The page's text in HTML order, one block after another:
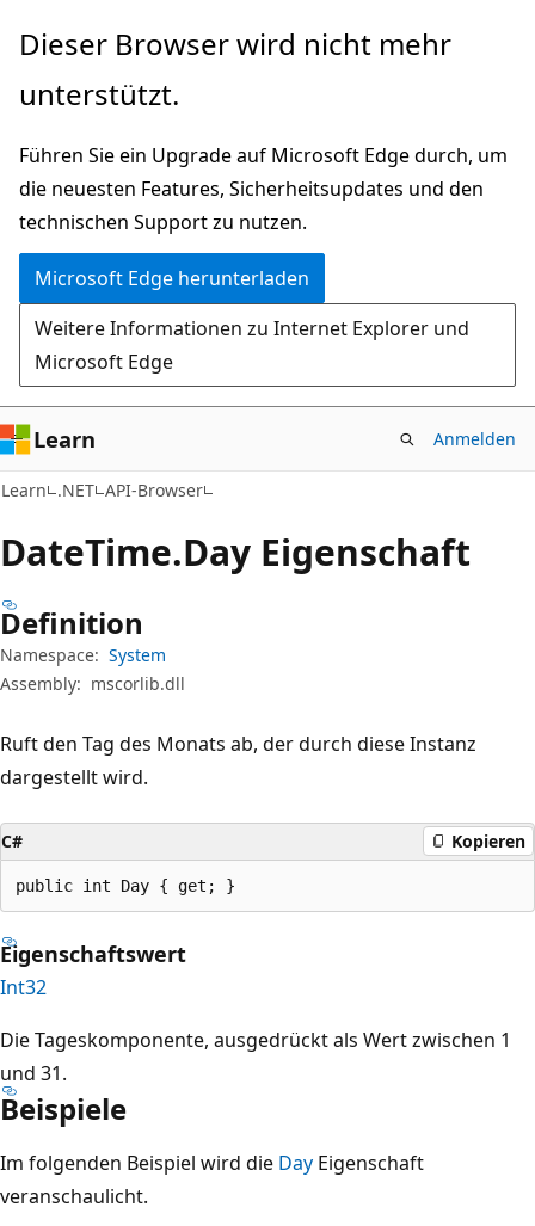
Zu
wechseln
Zur
springen
Dieser Browser wird nicht mehr
unterstützt.
Führen Sie ein Upgrade auf Microsoft Edge durch, um
die neuesten Features, Sicherheitsupdates und den
technischen Support zu nutzen.
Microsoft Edge herunterladen
Weitere Informationen zu Internet Explorer und
Microsoft Edge
Learn Anmelden
Learn .NET API-Browser
DateTime.Day Eigenschaft
Definition
Namespace: System
Assembly: mscorlib.dll
Ruft den Tag des Monats ab, der durch diese Instanz
dargestellt wird.
C# Kopieren
public int Day { get; }
Eigenschaftswert
Int32
Die Tageskomponente, ausgedrückt als Wert zwischen 1
und 31.
Beispiele
Im folgenden Beispiel wird die Day Eigenschaft
veranschaulicht.